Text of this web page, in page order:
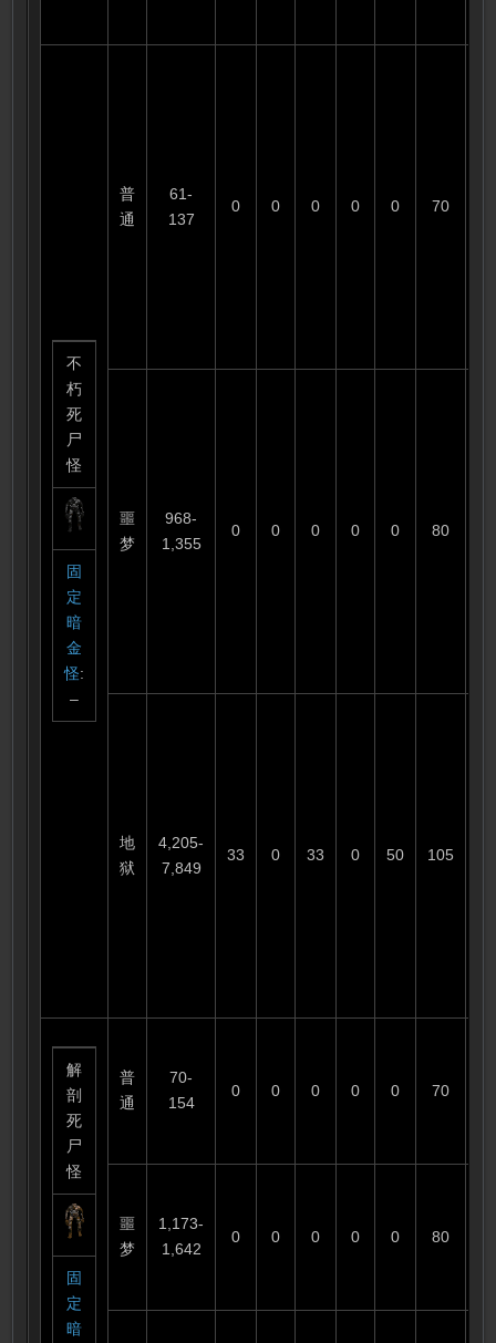
不
朽
死
尸
怪
固
定
暗
金
怪:
–
普
通
61-
137
0 0 0 0 0 70
噩
梦
968-
1,355
0 0 0 0 0 80
地
狱
4,205-
7,849
33 0 33 0 50 105
解
剖
死
尸
怪
固
定
暗
普
通
70-
154
0 0 0 0 0 70
噩
梦
1,173-
1,642
0 0 0 0 0 80